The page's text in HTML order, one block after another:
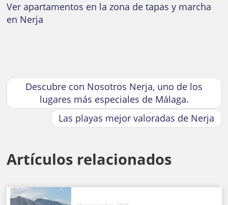
Ver apartamentos en la zona de tapas y marcha
en Nerja
Descubre con Nosotros Nerja, uno de los
lugares más especiales de Málaga.
Las playas mejor valoradas de Nerja
Artículos relacionados